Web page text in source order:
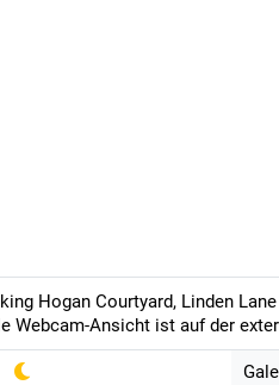
Hogan Courtyard, Linden
Webcam-Ansicht ist auf der